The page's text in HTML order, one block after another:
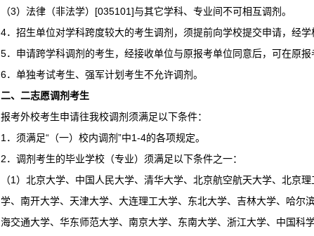
（3）法律（非法学）[035101]与其它学科、专业间不可相互调剂。
4．招生单位对学科跨度较大的考生调剂，须提前向学校提交申请，经学
5．申请跨学科调剂的考生，经接收单位与原报考单位同意后，可在原报
6．单独考试考生、强军计划考生不允许调剂。
二、二志愿调剂考生
报考外校考生申请往我校调剂须满足以下条件：
1．须满足“（一）校内调剂”中1-4的各项规定。
2．调剂考生的毕业学校（专业）须满足以下条件之一：
（1）北京大学、中国人民大学、清华大学、北京航空航天大学、北京
学、南开大学、天津大学、大连理工大学、东北大学、吉林大学、哈尔
海交通大学、华东师范大学、南京大学、东南大学、浙江大学、中国科